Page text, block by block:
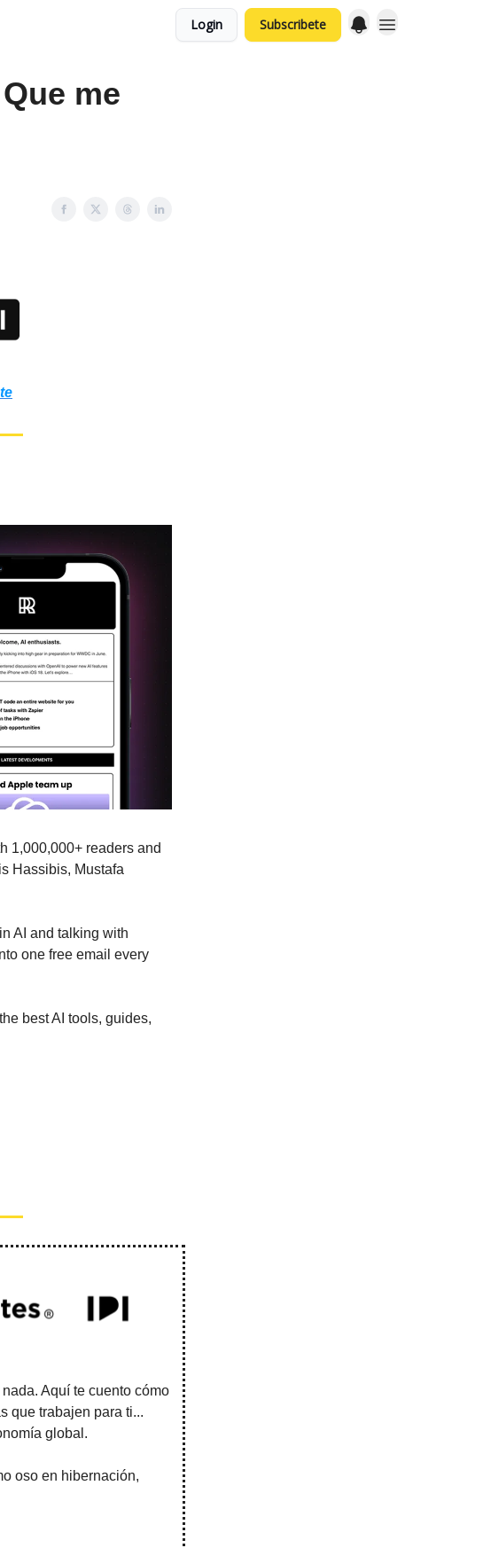
Login Subscribete
me
1,000,000+ readers and
Hassibis, Mustafa
AI and talking with
one free email every
best AI tools, guides,
Aquí te cuento cómo
que trabajen para ti...
global.
oso en hibernación,